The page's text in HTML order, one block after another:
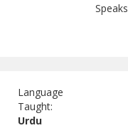
Speaks
Language
Taught:
Urdu